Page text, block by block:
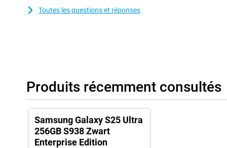
Toutes les questions et réponses
Produits récemment consultés
Samsung Galaxy S25 Ultra
256GB S938 Zwart
Enterprise Edition